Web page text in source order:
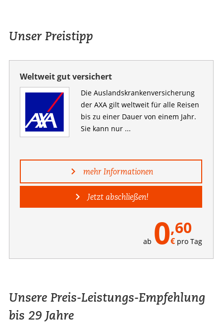
Unser Preistipp
Weltweit gut versichert
Die Auslandskranken­versicherung
der AXA gilt weltweit für alle Reisen
bis zu einer Dauer von einem Jahr.
Sie kann nur ...
ab 0,60
€pro Tag
mehr Informationen
Jetzt abschließen!
Unsere Preis-Leistungs-Empfehlung
bis 29 Jahre